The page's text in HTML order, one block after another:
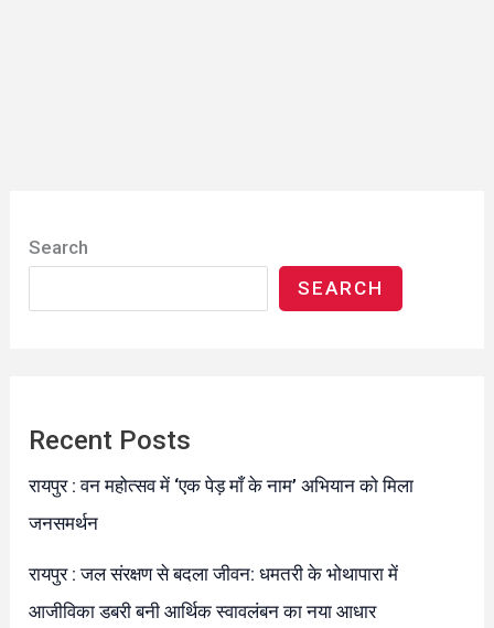
Search
SEARCH
Recent Posts
रायपुर : वन महोत्सव में ‘एक पेड़ माँ के नाम’ अभियान को मिला
जनसमर्थन
रायपुर : जल संरक्षण से बदला जीवन: धमतरी के भोथापारा में
आजीविका डबरी बनी आर्थिक स्वावलंबन का नया आधार